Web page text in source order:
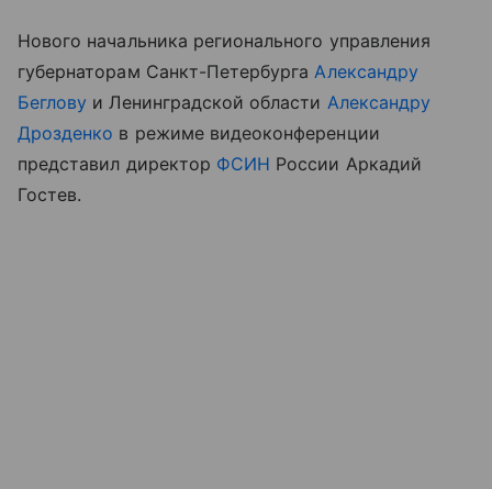
Нового начальника регионального управления
губернаторам Санкт-ПетербургаАлександру
Беглову и Ленинградской области Александру
Дрозденко в режиме видеоконференции
представил директор ФСИН России Аркадий
Гостев.